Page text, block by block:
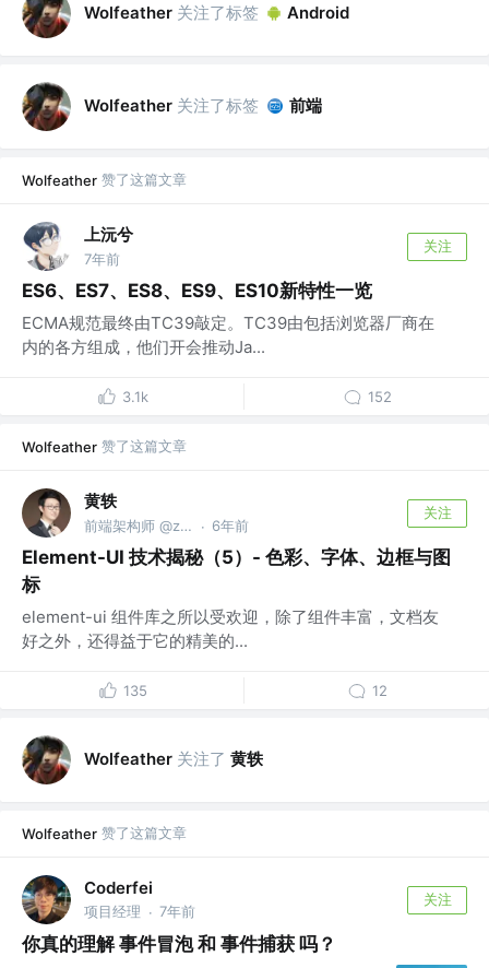
Wolfeather 关注了标签 Android
Wolfeather 关注了标签 前端
Wolfeather 赞了这篇文章
上沅兮
7年前
关注
ES6、ES7、ES8、ES9、ES10新特性一览
ECMA规范最终由TC39敲定。TC39由包括浏览器厂商在
内的各方组成，他们开会推动Ja...
3.1k 152
Wolfeather 赞了这篇文章
黄轶
前端架构师 @zoom.us · 6年前
关注
Element-UI 技术揭秘（5）- 色彩、字体、边框与图
标
element-ui 组件库之所以受欢迎，除了组件丰富，文档友
好之外，还得益于它的精美的...
135 12
Wolfeather 关注了 黄轶
Wolfeather 赞了这篇文章
Coderfei
项目经理 · 7年前
关注
你真的理解 事件冒泡 和 事件捕获 吗？